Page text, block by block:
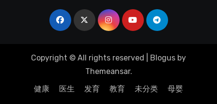
Copyright © All rights reserved Blogus by
Themeansar.
健康
医生 发育 教育 未分类 母婴